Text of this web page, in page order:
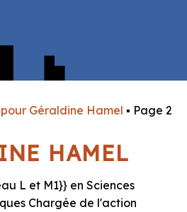
Géraldine Hamel ▪ Page 2
HAMEL
L et M1}} en Sciences
Chargée de l'action